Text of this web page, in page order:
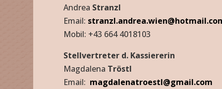
Andrea Stranzl
Email:
Mobil: +43 664 4018103
Stellvertreter d. Kassiererin
Magdalena Tröstl
Email: magdalenatroestl@gmail.com